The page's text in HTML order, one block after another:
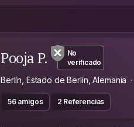
Pooja P.
No
verificado
Berlín, Estado de Berlín, Alemania
56 amigos 2 Referencias